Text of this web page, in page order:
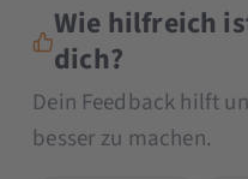
Wie hilfreich
dich?
Dein Feedback hilft
besser zu machen.